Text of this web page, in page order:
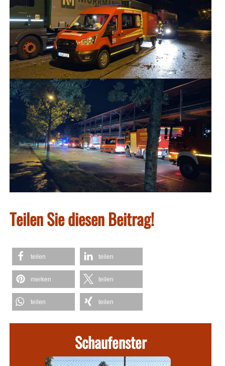
Teilen Sie diesen Beitrag!
teilen teilen
merken teilen
teilen teilen
Schaufenster